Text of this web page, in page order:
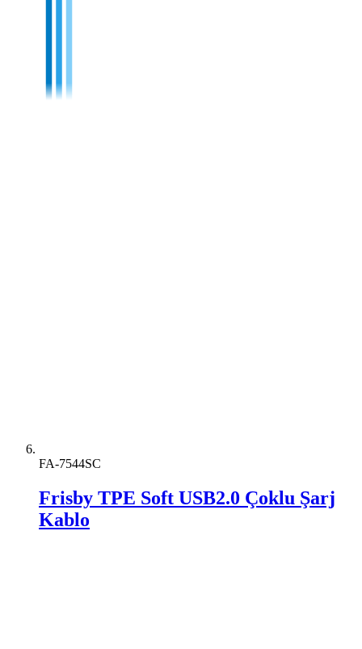
FA-7544SC
Frisby TPE Soft USB2.0 Çoklu Şarj
Kablo